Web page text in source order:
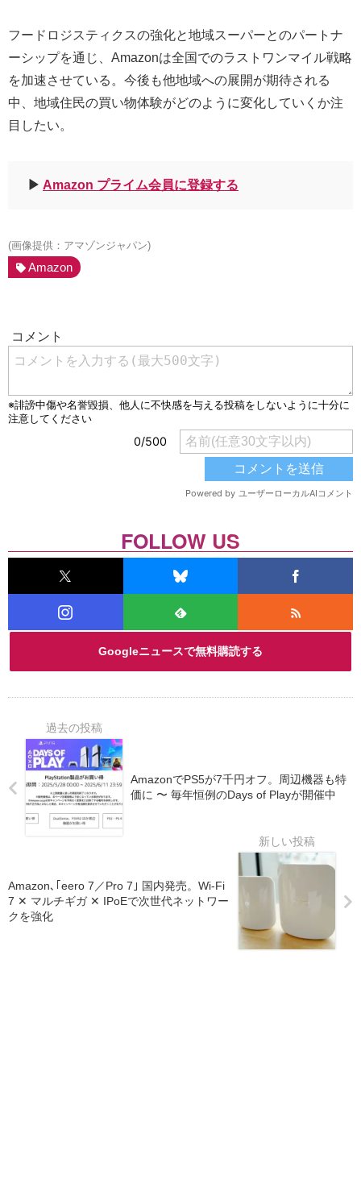
フードロジスティクスの強化と地域スーパーとのパートナ
ーシップを通じ、Amazonは全国でのラストワンマイル戦略
を加速させている。今後も他地域への展開が期待される
中、地域住民の買い物体験がどのように変化していくか注
目したい。
▶︎ Amazon プライム会員に登録する
(画像提供：アマゾンジャパン)
Amazon
Googleニュースで無料購読する
FOLLOW US
AmazonでPS5が7千円オフ。周辺機器も特
価に 〜 毎年恒例のDays of Playが開催中
Amazon､｢eero 7／Pro 7｣ 国内発売。Wi-Fi
7 ✕ マルチギガ ✕ IPoEで次世代ネットワー
クを強化